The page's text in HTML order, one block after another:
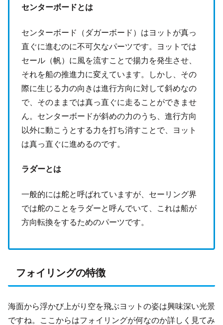
センターボードとは
センターボード（ダガーボード）はヨットが真っ
直ぐに進むのに不可欠なパーツです。ヨットでは
セール（帆）に風を流すことで揚力を発生させ、
それを船の推進力に変えています。しかし、その
際に生じる力の向きは進行方向に対して斜めなの
で、そのままでは真っ直ぐに走ることができませ
ん。センターボードが斜めの力のうち、進行方向
以外に動こうとする力を打ち消すことで、ヨット
は真っ直ぐに進めるのです。
ラダーとは
一般的には舵と呼ばれていますが、セーリング界
では舵のことをラダーと呼んでいて、これは船が
方向転換をするためのパーツです。
フォイリングの特徴
海面から浮かび上がり空を飛ぶヨットの姿は興味深い光景
ですね。ここからはフォイリングが何なのか詳しく見てみ